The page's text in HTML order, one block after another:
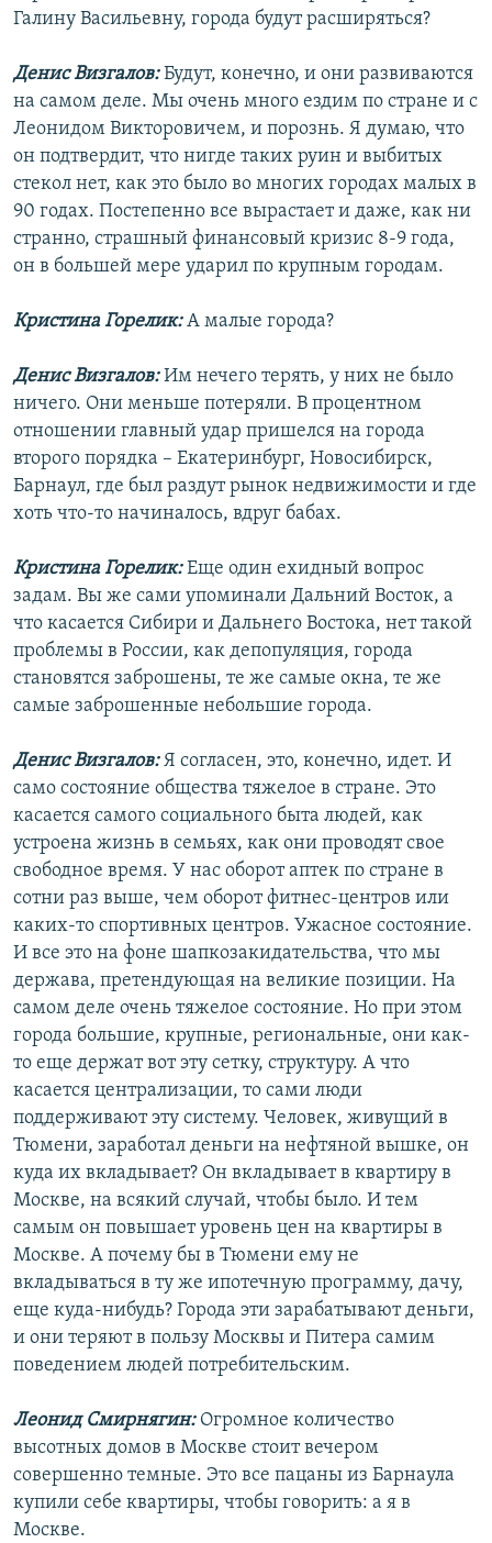
Галину Васильевну, города будут расширяться?
Денис Визгалов:Будут, конечно, и они развиваются
на самом деле. Мы очень много ездим по стране и с
Леонидом Викторовичем, и порознь. Я думаю, что
он подтвердит, что нигде таких руин и выбитых
стекол нет, как это было во многих городах малых в
90 годах. Постепенно все вырастает и даже, как ни
странно, страшный финансовый кризис 8-9 года,
он в большей мере ударил по крупным городам.
Кристина Горелик:А малые города?
Денис Визгалов:Им нечего терять, у них не было
ничего. Они меньше потеряли. В процентном
отношении главный удар пришелся на города
второго порядка – Екатеринбург, Новосибирск,
Барнаул, где был раздут рынок недвижимости и где
хоть что-то начиналось, вдруг бабах.
Кристина Горелик:Еще один ехидный вопрос
задам. Вы же сами упоминали Дальний Восток, а
что касается Сибири и Дальнего Востока, нет такой
проблемы в России, как депопуляция, города
становятся заброшены, те же самые окна, те же
самые заброшенные небольшие города.
Денис Визгалов:Я согласен, это, конечно, идет. И
само состояние общества тяжелое в стране. Это
касается самого социального быта людей, как
устроена жизнь в семьях, как они проводят свое
свободное время. У нас оборот аптек по стране в
сотни раз выше, чем оборот фитнес-центров или
каких-то спортивных центров. Ужасное состояние.
И все это на фоне шапкозакидательства, что мы
держава, претендующая на великие позиции. На
самом деле очень тяжелое состояние. Но при этом
города большие, крупные, региональные, они как-
то еще держат вот эту сетку, структуру. А что
касается централизации, то сами люди
поддерживают эту систему. Человек, живущий в
Тюмени, заработал деньги на нефтяной вышке, он
куда их вкладывает? Он вкладывает в квартиру в
Москве, на всякий случай, чтобы было. И тем
самым он повышает уровень цен на квартиры в
Москве. А почему бы в Тюмени ему не
вкладываться в ту же ипотечную программу, дачу,
еще куда-нибудь? Города эти зарабатывают деньги,
и они теряют в пользу Москвы и Питера самим
поведением людей потребительским.
Леонид Смирнягин:Огромное количество
высотных домов в Москве стоит вечером
совершенно темные. Это все пацаны из Барнаула
купили себе квартиры, чтобы говорить: а я в
Москве.